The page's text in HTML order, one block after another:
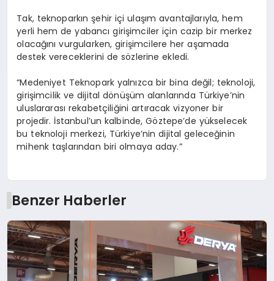
Tak, teknoparkın şehir içi ulaşım avantajlarıyla, hem
yerli hem de yabancı girişimciler için cazip bir merkez
olacağını vurgularken, girişimcilere her aşamada
destek vereceklerini de sözlerine ekledi.
“Medeniyet Teknopark yalnızca bir bina değil; teknoloji,
girişimcilik ve dijital dönüşüm alanlarında Türkiye’nin
uluslararası rekabetçiliğini artıracak vizyoner bir
projedir. İstanbul’un kalbinde, Göztepe’de yükselecek
bu teknoloji merkezi, Türkiye’nin dijital geleceğinin
mihenk taşlarından biri olmaya aday.”
Benzer Haberler